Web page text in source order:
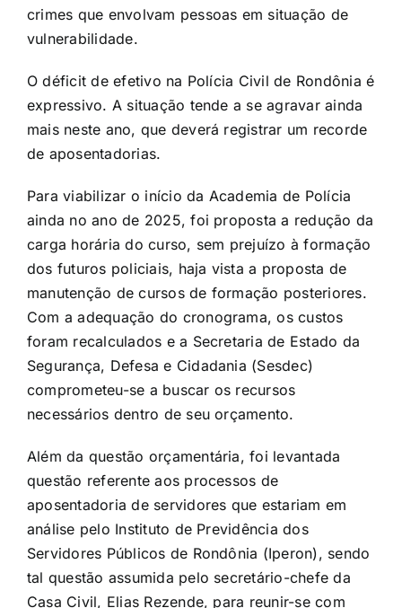
crimes que envolvam pessoas em situação de
vulnerabilidade.
O déficit de efetivo na Polícia Civil de Rondônia é
expressivo. A situação tende a se agravar ainda
mais neste ano, que deverá registrar um recorde
de aposentadorias.
Para viabilizar o início da Academia de Polícia
ainda no ano de 2025, foi proposta a redução da
carga horária do curso, sem prejuízo à formação
dos futuros policiais, haja vista a proposta de
manutenção de cursos de formação posteriores.
Com a adequação do cronograma, os custos
foram recalculados e a Secretaria de Estado da
Segurança, Defesa e Cidadania (Sesdec)
comprometeu-se a buscar os recursos
necessários dentro de seu orçamento.
Além da questão orçamentária, foi levantada
questão referente aos processos de
aposentadoria de servidores que estariam em
análise pelo Instituto de Previdência dos
Servidores Públicos de Rondônia (Iperon), sendo
tal questão assumida pelo secretário-chefe da
Casa Civil, Elias Rezende, para reunir-se com